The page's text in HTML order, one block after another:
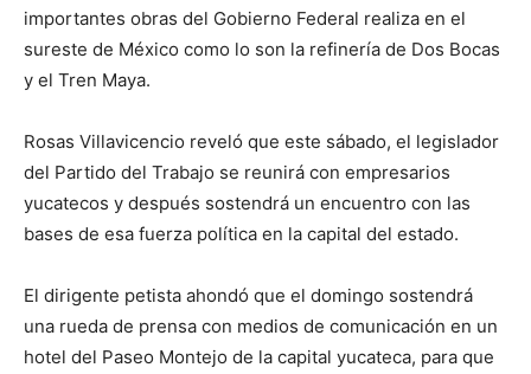
importantes obras del Gobierno Federal realiza en el
sureste de México como lo son la refinería de Dos Bocas
y el Tren Maya.
Rosas Villavicencio reveló que este sábado, el legislador
del Partido del Trabajo se reunirá con empresarios
yucatecos y después sostendrá un encuentro con las
bases de esa fuerza política en la capital del estado.
El dirigente petista ahondó que el domingo sostendrá
una rueda de prensa con medios de comunicación en un
hotel del Paseo Montejo de la capital yucateca, para que